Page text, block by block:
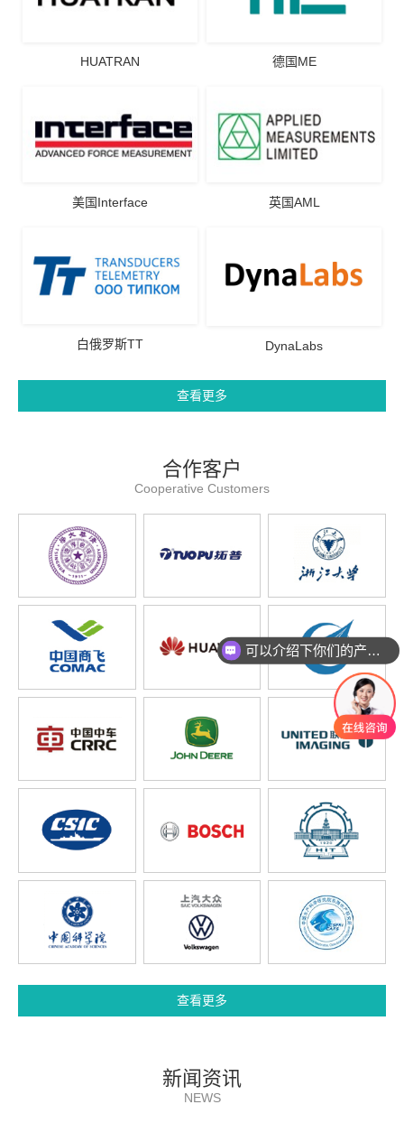
HUATRAN 德国ME
美国Interface 英国AML
白俄罗斯TT DynaLabs
查看更多
合作客户
Cooperative Customers
查看更多
新闻资讯
NEWS
可以介绍下你们的产品么